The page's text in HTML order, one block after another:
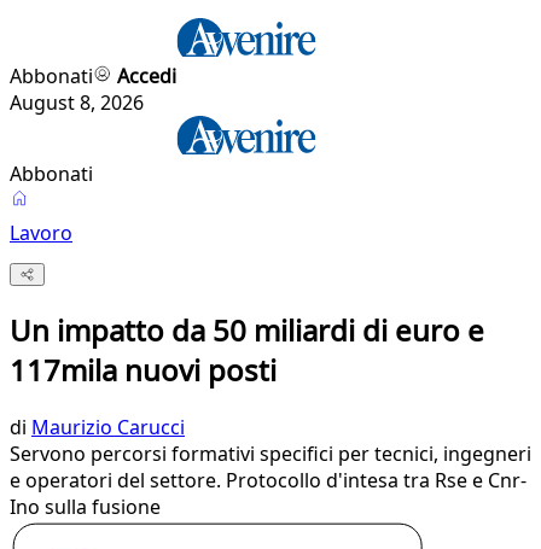
Abbonati
Accedi
August 8, 2026
Abbonati
Lavoro
Un impatto da 50 miliardi di euro e
117mila nuovi posti
di Maurizio Carucci
Servono percorsi formativi specifici per tecnici, ingegneri
e operatori del settore. Protocollo d'intesa tra Rse e Cnr-
Ino sulla fusione